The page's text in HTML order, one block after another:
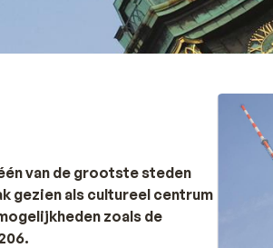
van de grootste steden
gezien als cultureel centrum
zoals de